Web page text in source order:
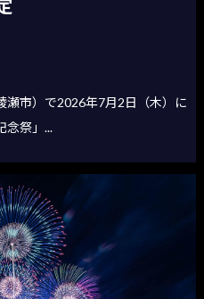
瀬市）で2026年7月2日（木）に
念祭」...